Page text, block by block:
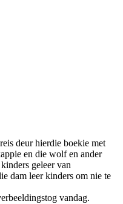
deur hierdie boekie met
en die wolf en ander
geleer van
dam leer kinders om nie te
vandag.